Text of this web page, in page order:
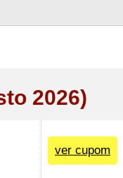
2026)
ver cupom